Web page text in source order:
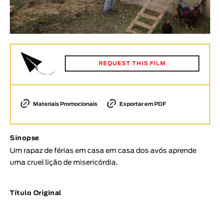
Animar
DURAÇÃO
Ficção
Documentário
TÓPICOS
REQUEST THIS FILM
Materiais Promocionais Exportar em PDF
Sinopse
Um rapaz de férias em casa em casa dos avós aprende
uma cruel lição de misericórdia.
Título Original